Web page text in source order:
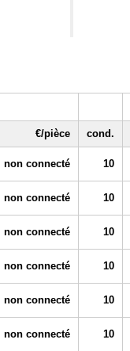
€/pièce cond.
non connecté 10
non connecté 10
non connecté 10
non connecté 10
non connecté 10
non connecté 10